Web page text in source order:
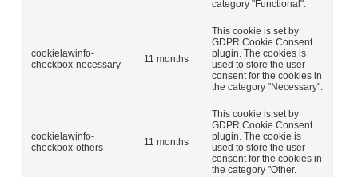
category "Functional".
cookielawinfo-
checkbox-necessary
11 months
This cookie is set by
GDPR Cookie Consent
plugin. The cookies is
used to store the user
consent for the cookies in
the category "Necessary".
cookielawinfo-
checkbox-others
11 months
This cookie is set by
GDPR Cookie Consent
plugin. The cookie is
used to store the user
consent for the cookies in
the category "Other.